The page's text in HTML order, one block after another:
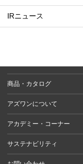
IRニュース
商品・カタログ
アズワンについて
アカデミー・コーナー
サステナビリティ